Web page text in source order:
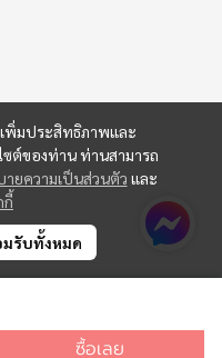
ซื้อเลย
พิ่มประสิทธิภาพและ
ต์ของท่าน ท่านสามารถ
ายความเป็นส่วนตัว และ
กี้
มรับทั้งหมด